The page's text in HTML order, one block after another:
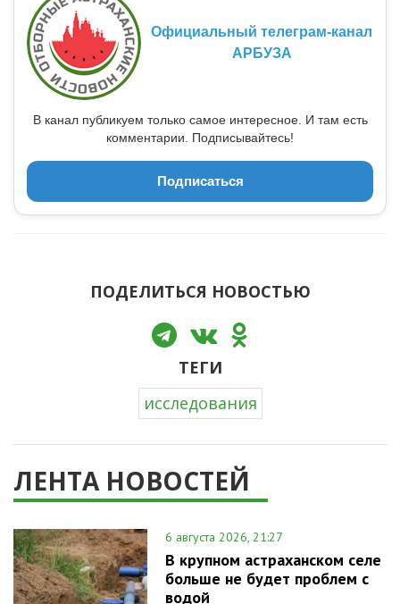
Официальный телеграм-канал
АРБУЗА
В канал публикуем только самое интересное. И там есть
комментарии. Подписывайтесь!
Подписаться
ПОДЕЛИТЬСЯ НОВОСТЬЮ
ТЕГИ
исследования
ЛЕНТА НОВОСТЕЙ
6 августа 2026, 21:27
В крупном астраханском селе
больше не будет проблем с
водой